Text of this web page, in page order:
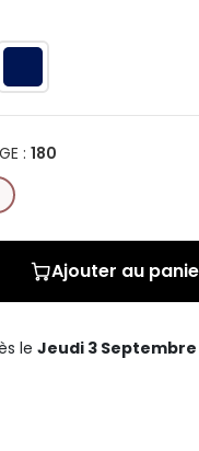
:180
Ajouter au
leJeudi 3 Septembre